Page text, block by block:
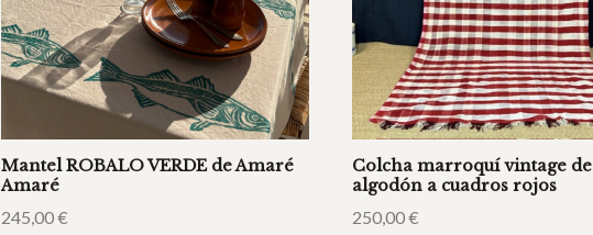
Mantel ROBALO VERDE de Amaré
Amaré
245,00€
Colcha marroquí vintage de
algodón a cuadros rojos
250,00€